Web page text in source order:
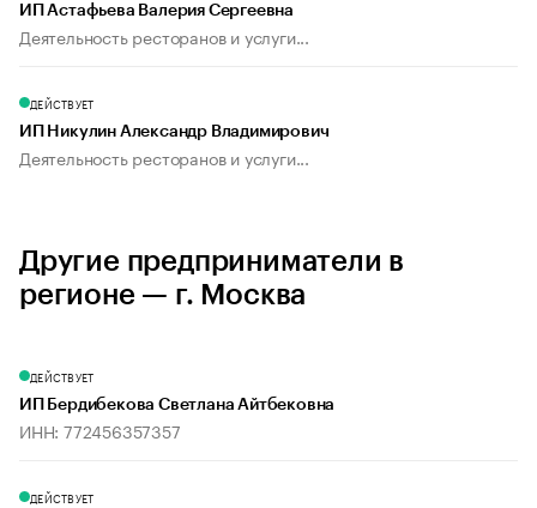
ИП Астафьева Валерия Сергеевна
Деятельность ресторанов и услуги...
ДЕЙСТВУЕТ
ИП Никулин Александр Владимирович
Деятельность ресторанов и услуги...
Другие предприниматели в
регионе — г. Москва
ДЕЙСТВУЕТ
ИП Бердибекова Светлана Айтбековна
ИНН: 772456357357
ДЕЙСТВУЕТ